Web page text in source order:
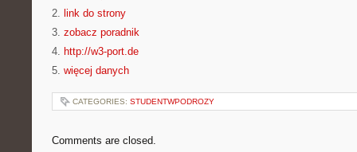
2. link do strony
3. zobacz poradnik
4. http://w3-port.de
5. więcej danych
CATEGORIES: STUDENTWPODROZY
Comments are closed.